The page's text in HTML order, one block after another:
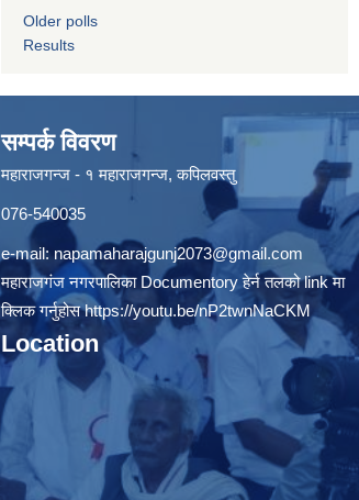
Older polls
Results
सम्पर्क विवरण
महाराजगन्ज - १ महाराजगन्ज, कपिलवस्तु
076-540035
e-mail: napamaharajgunj2073@gmail.com
महाराजगंज नगरपालिका Documentory हेर्न तलको link मा
क्लिक गर्नुहोसhttps://youtu.be/nP2twnNaCKM
Location